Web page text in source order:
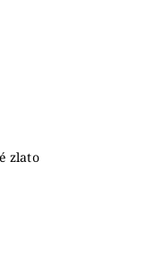
zlato